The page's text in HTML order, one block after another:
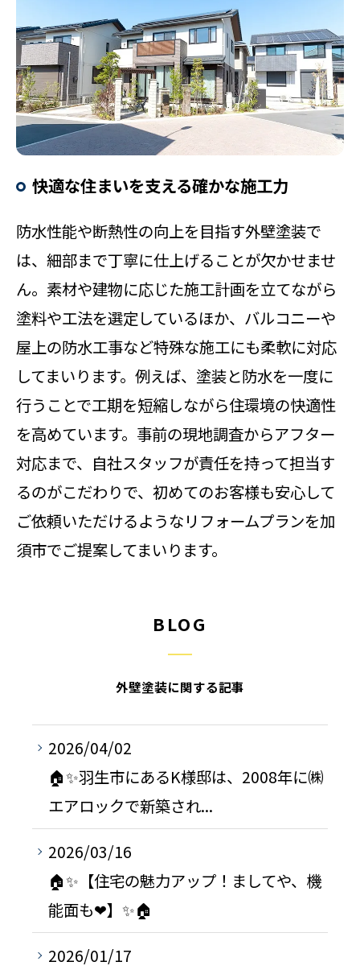
快適な住まいを支える確かな施工力
防水性能や断熱性の向上を目指す外壁塗装で
は、細部まで丁寧に仕上げることが欠かせませ
ん。素材や建物に応じた施工計画を立てながら
塗料や工法を選定しているほか、バルコニーや
屋上の防水工事など特殊な施工にも柔軟に対応
してまいります。例えば、塗装と防水を一度に
行うことで工期を短縮しながら住環境の快適性
を高めています。事前の現地調査からアフター
対応まで、自社スタッフが責任を持って担当す
るのがこだわりで、初めてのお客様も安心して
ご依頼いただけるようなリフォームプランを加
須市でご提案してまいります。
BLOG
外壁塗装に関する記事
2026/04/02
🏠✨羽生市にあるK様邸は、2008年に㈱
エアロックで新築され...
2026/03/16
🏠✨【住宅の魅力アップ！ましてや、機
能面も❤】✨🏠
2026/01/17